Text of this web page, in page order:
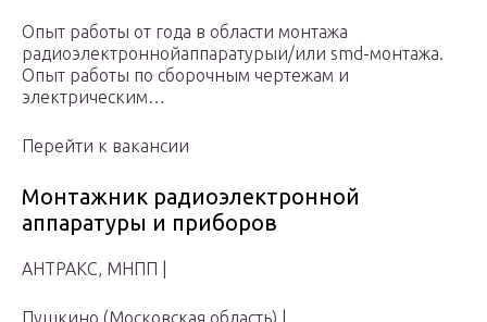
Опыт работы от года в области монтажа
радиоэлектроннойаппаратурыи/или smd-монтажа.
Опыт работы по сборочным чертежам и
электрическим…
Перейти к вакансии
Монтажник радиоэлектронной
аппаратуры и приборов
АНТРАКС, МНПП |
Пушкино (Московская область) |